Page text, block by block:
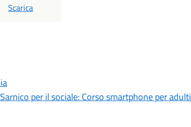
Scarica
per il sociale: Corso smartphone per adulti